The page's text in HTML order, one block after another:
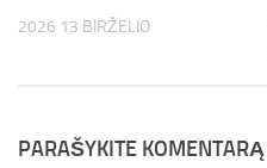
2026 13 BIRŽELIO
PARAŠYKITE KOMENTARĄ